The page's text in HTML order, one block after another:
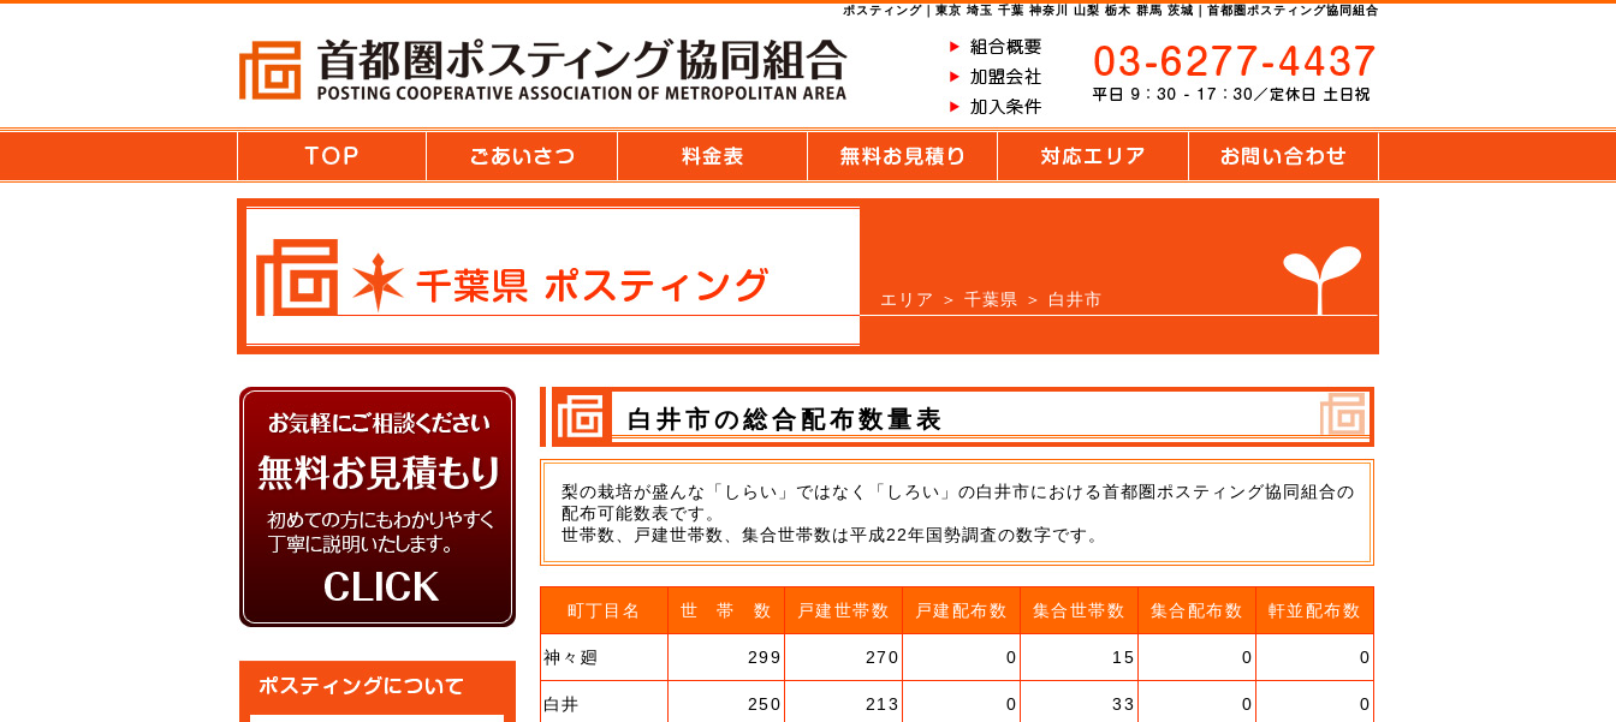
ポスティング｜東京 埼玉 千葉 神奈川 山梨 栃木 群馬 茨城｜首都圏ポスティング協同組合
エリア ＞ 千葉県 ＞ 白井市
白井市の総合配布数量表
梨の栽培が盛んな「しらい」ではなく「しろい」の白井市における首都圏ポスティング協同組合の
配布可能数表です。
世帯数、戸建世帯数、集合世帯数は平成22年国勢調査の数字です。
町丁目名 世 帯 数 戸建世帯数 戸建配布数 集合世帯数 集合配布数 軒並配布数
神々廻 299 270 0 15 0 0
白井 250 213 0 33 0 0